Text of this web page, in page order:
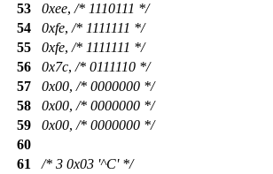
53
0xee, /* 1110111 */
54
0xfe, /* 1111111 */
55
0xfe, /* 1111111 */
56
0x7c, /* 0111110 */
57
0x00, /* 0000000 */
58
0x00, /* 0000000 */
59
0x00, /* 0000000 */
60
61
/* 3 0x03 '^C' */